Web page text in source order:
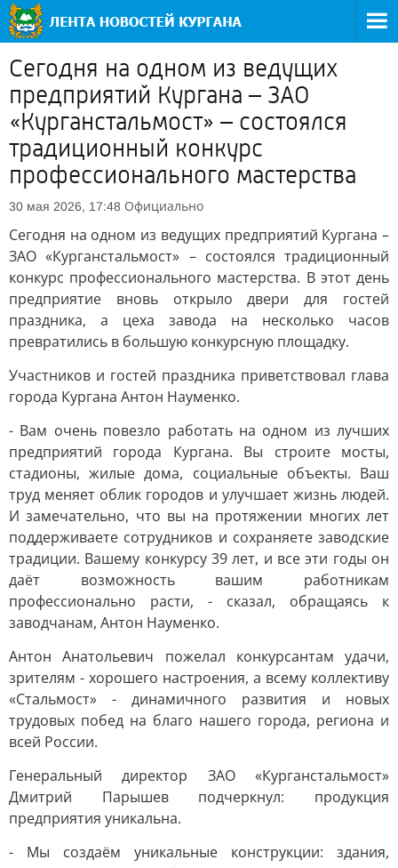
Сегодня на одном из ведущих
предприятий Кургана – ЗАО
«Курганстальмост» – состоялся
традиционный конкурс
профессионального мастерства
30 мая 2026, 17:48 Официально
Сегодня на одном из ведущих предприятий Кургана –
ЗАО «Курганстальмост» – состоялся традиционный
конкурс профессионального мастерства. В этот день
предприятие вновь открыло двери для гостей
праздника, а цеха завода на несколько часов
превратились в большую конкурсную площадку.
Участников и гостей праздника приветствовал глава
города Кургана Антон Науменко.
- Вам очень повезло работать на одном из лучших
предприятий города Кургана. Вы строите мосты,
стадионы, жилые дома, социальные объекты. Ваш
труд меняет облик городов и улучшает жизнь людей.
И замечательно, что вы на протяжении многих лет
поддерживаете сотрудников и сохраняете заводские
традиции. Вашему конкурсу 39 лет, и все эти годы он
даёт возможность вашим работникам
профессионально расти, - сказал, обращаясь к
заводчанам, Антон Науменко.
Антон Анатольевич пожелал конкурсантам удачи,
зрителям - хорошего настроения, а всему коллективу
«Стальмост» - динамичного развития и новых
трудовых побед на благо нашего города, региона и
всей России.
Генеральный директор ЗАО «Курганстальмост»
Дмитрий Парышев подчеркнул: продукция
предприятия уникальна.
- Мы создаём уникальные конструкции: здания,